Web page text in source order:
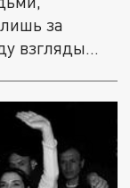
за
взгляды